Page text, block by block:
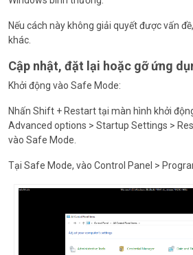
Nếu cách này không giải quyết được vấn
khác.
Cập nhật, đặt lại hoặc gỡ ứng
Khởi động vào Safe Mode:
Nhấn Shift + Restart tại màn hình khởi
Advanced options > Startup Settings >
vào Safe Mode.
Tại Safe Mode, vào Control Panel >